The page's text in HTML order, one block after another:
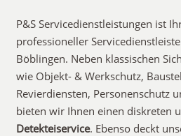
P&S Servicedienstleistungen ist
professioneller
Böblingen. Neben klassischen
wie Objekt- & Werkschutz,
Revierdiensten, Personenschutz
bieten wir Ihnen einen diskreten
Detekteiservice. Ebenso deckt